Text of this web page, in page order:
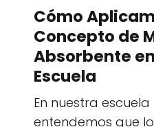
Cómo
Concepto de
Absorbente
Escuela
En nuestra escuela
entendemos que